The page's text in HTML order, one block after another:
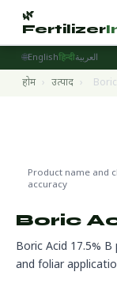
🌿
Fertilizer
🌐Englishहिन्दीالعربية
होम › उत्पाद ›
Product name and
accuracy
Boric
Boric Acid 17.5%
and foliar